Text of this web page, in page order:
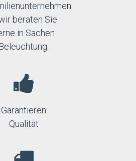
beraten Sie
in Sachen
Garantieren
Qualität